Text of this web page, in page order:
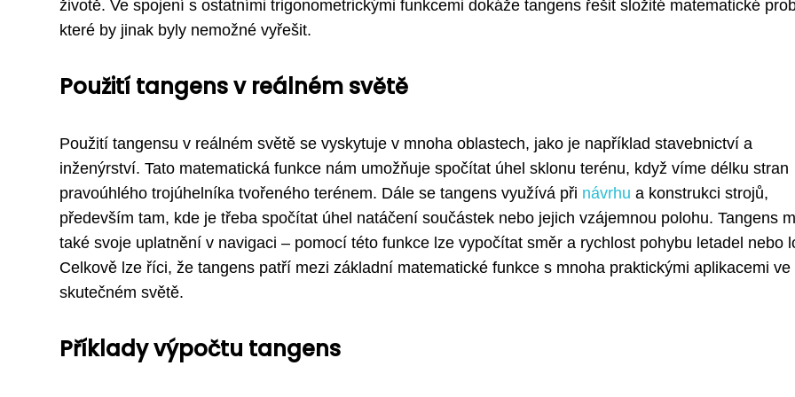
životě. Ve spojení s ostatními trigonometrickými funkcemi dokáže tangens řešit složité matematické
které by jinak byly nemožné vyřešit.
Použití tangens v reálném světě
Použití tangensu v reálném světě se vyskytuje v mnoha oblastech, jako je například stavebnictví a
inženýrství. Tato matematická funkce nám umožňuje spočítat úhel sklonu terénu, když víme délku stran
pravoúhlého trojúhelníka tvořeného terénem. Dále se tangens využívá při návrhu a konstrukci strojů,
především tam, kde je třeba spočítat úhel natáčení součástek nebo jejich vzájemnou polohu. Tangens
také svoje uplatnění v navigaci – pomocí této funkce lze vypočítat směr a rychlost pohybu letadel nebo
Celkově lze říci, že tangens patří mezi základní matematické funkce s mnoha praktickými aplikacemi ve
skutečném světě.
Příklady výpočtu tangens